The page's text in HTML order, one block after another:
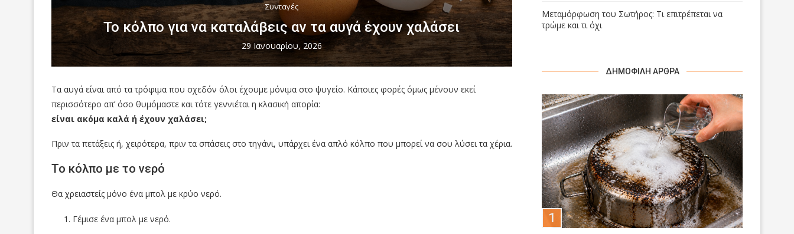
Συνταγές
Το κόλπο για να καταλάβεις αν τα αυγά έχουν χαλάσει
29 Ιανουαρίου, 2026
Τα αυγά είναι από τα τρόφιμα που σχεδόν όλοι έχουμε μόνιμα στο ψυγείο. Κάποιες φορές όμως μένουν εκεί
περισσότερο απ’ όσο θυμόμαστε και τότε γεννιέται η κλασική απορία:
είναι ακόμα καλά ή έχουν χαλάσει;
Πριν τα πετάξεις ή, χειρότερα, πριν τα σπάσεις στο τηγάνι, υπάρχει ένα απλό κόλπο που μπορεί να σου λύσει τα χέρια.
Το κόλπο με το νερό
Θα χρειαστείς μόνο ένα μπολ με κρύο νερό.
Γέμισε ένα μπολ με νερό.
Μεταμόρφωση του Σωτήρος: Τι επιτρέπεται να
τρώμε και τι όχι
ΔΗΜΟΦΙΛΉ ΆΡΘΡΑ